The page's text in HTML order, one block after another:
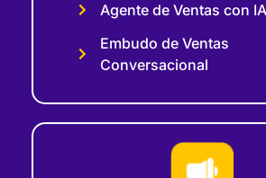
Agente de Ventas con
Embudo de Ventas
Conversacional